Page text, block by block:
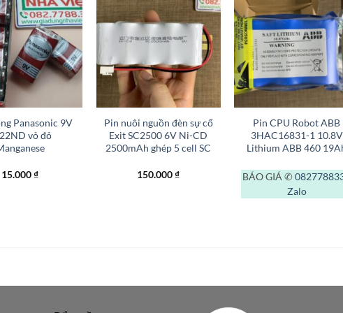
Panasonic 9V
vỏ đỏ
15.000₫
Pin nuôi nguồn đèn sự cố
Exit SC2500 6V Ni-CD
2500mAh ghép 5 cell SC
150.000₫
+
Pin CPU Robot ABB
3HAC16831-1 10.8V
Lithium ABB 460
BÁO GIÁ ✆
Zalo